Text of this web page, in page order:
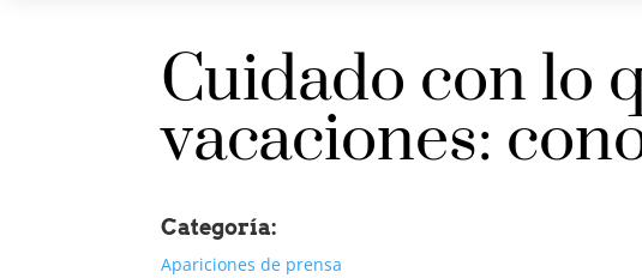
Cuidado con lo
vacaciones:
Categoría:
Apariciones de prensa